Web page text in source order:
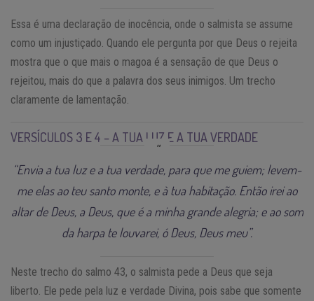
Essa é uma declaração de inocência, onde o salmista se assume
como um injustiçado. Quando ele pergunta por que Deus o rejeita
mostra que o que mais o magoa é a sensação de que Deus o
rejeitou, mais do que a palavra dos seus inimigos. Um trecho
claramente de lamentação.
VERSÍCULOS 3 E 4 – A TUA LUZ E A TUA VERDADE
“Envia a tua luz e a tua verdade, para que me guiem; levem-
me elas ao teu santo monte, e à tua habitação. Então irei ao
altar de Deus, a Deus, que é a minha grande alegria; e ao som
da harpa te louvarei, ó Deus, Deus meu”.
Neste trecho do salmo 43, o salmista pede a Deus que seja
liberto. Ele pede pela luz e verdade Divina, pois sabe que somente